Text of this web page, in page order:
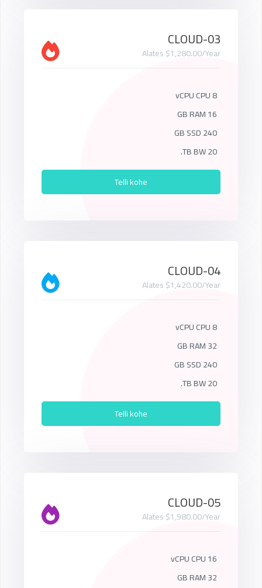
CLOUD-03
Alates $1,280.00/Year
8 vCPU CPU
16 GB RAM
240 GB SSD
20 TB BW.
Telli kohe
CLOUD-04
Alates $1,420.00/Year
8 vCPU CPU
32 GB RAM
240 GB SSD
20 TB BW.
Telli kohe
CLOUD-05
Alates $1,980.00/Year
16 vCPU CPU
32 GB RAM